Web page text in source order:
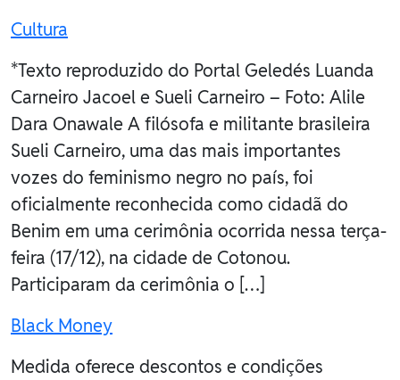
Cultura
*Texto reproduzido do Portal Geledés Luanda
Carneiro Jacoel e Sueli Carneiro – Foto: Alile
Dara Onawale A filósofa e militante brasileira
Sueli Carneiro, uma das mais importantes
vozes do feminismo negro no país, foi
oficialmente reconhecida como cidadã do
Benim em uma cerimônia ocorrida nessa terça-
feira (17/12), na cidade de Cotonou.
Participaram da cerimônia o […]
Black Money
Medida oferece descontos e condições